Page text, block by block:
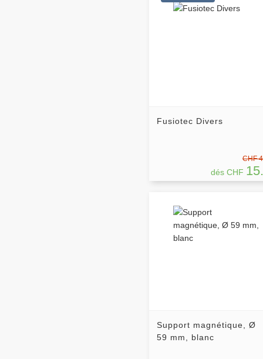
Fusiotec Divers
CHF
dés CHF
Support magnétique, Ø
59 mm, blanc